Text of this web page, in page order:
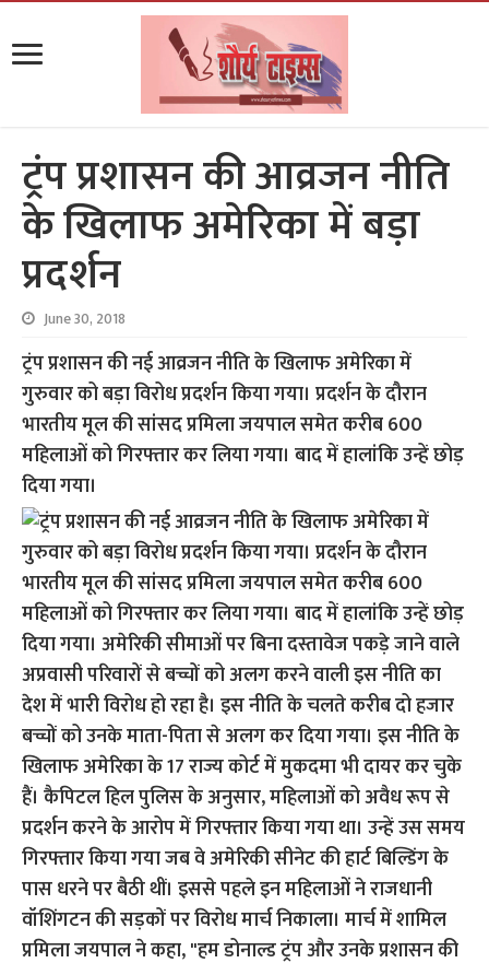
ट्रंप प्रशासन की आव्रजन नीति
के खिलाफ अमेरिका में बड़ा
प्रदर्शन
June 30, 2018
ट्रंप प्रशासन की नई आव्रजन नीति के खिलाफ अमेरिका में
गुरुवार को बड़ा विरोध प्रदर्शन किया गया। प्रदर्शन के दौरान
भारतीय मूल की सांसद प्रमिला जयपाल समेत करीब 600
महिलाओं को गिरफ्तार कर लिया गया। बाद में हालांकि उन्हें छोड़
दिया गया।